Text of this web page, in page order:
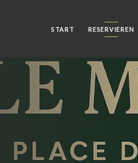
START RESERVIEREN